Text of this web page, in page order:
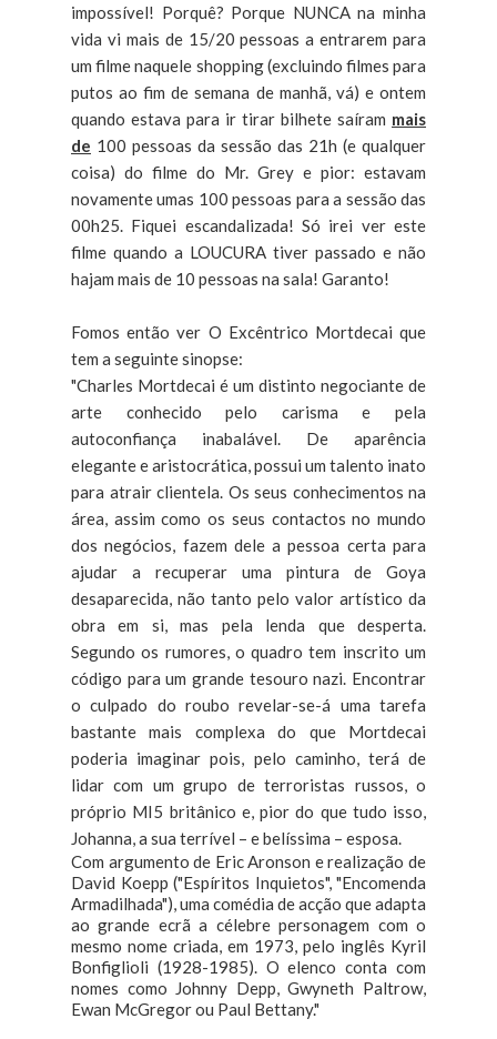
impossível! Porquê? Porque NUNCA na minha
vida vi mais de 15/20 pessoas a entrarem para
um filme naquele shopping (excluindo filmes para
putos ao fim de semana de manhã, vá) e ontem
quando estava para ir tirar bilhete saíram mais
de 100 pessoas da sessão das 21h (e qualquer
coisa) do filme do Mr. Grey e pior: estavam
novamente umas 100 pessoas para a sessão das
00h25. Fiquei escandalizada! Só irei ver este
filme quando a LOUCURA tiver passado e não
hajam mais de 10 pessoas na sala! Garanto!
Fomos então ver O Excêntrico Mortdecai que
tem a seguinte sinopse:
"Charles Mortdecai é um distinto negociante de
arte conhecido pelo carisma e pela
autoconfiança inabalável. De aparência
elegante e aristocrática, possui um talento inato
para atrair clientela. Os seus conhecimentos na
área, assim como os seus contactos no mundo
dos negócios, fazem dele a pessoa certa para
ajudar a recuperar uma pintura de Goya
desaparecida, não tanto pelo valor artístico da
obra em si, mas pela lenda que desperta.
Segundo os rumores, o quadro tem inscrito um
código para um grande tesouro nazi. Encontrar
o culpado do roubo revelar-se-á uma tarefa
bastante mais complexa do que Mortdecai
poderia imaginar pois, pelo caminho, terá de
lidar com um grupo de terroristas russos, o
próprio MI5 britânico e, pior do que tudo isso,
Johanna, a sua terrível – e belíssima – esposa.
Com argumento de Eric Aronson e realização de
David Koepp ("Espíritos Inquietos", "Encomenda
Armadilhada"), uma comédia de acção que adapta
ao grande ecrã a célebre personagem com o
mesmo nome criada, em 1973, pelo inglês Kyril
Bonfiglioli (1928-1985). O elenco conta com
nomes como Johnny Depp, Gwyneth Paltrow,
Ewan McGregor ou Paul Bettany."